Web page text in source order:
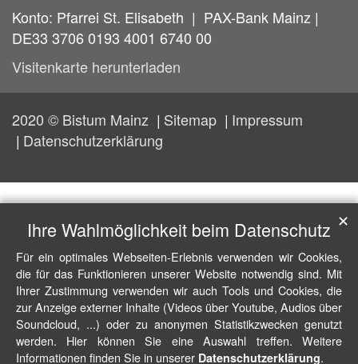
Konto: Pfarrei St. Elisabeth | PAX-Bank Mainz |
DE33 3706 0193 4001 6740 00
Visitenkarte herunterladen
2020 © Bistum Mainz Sitemap
Impressum
Datenschutzerklärung
Ihre Wahlmöglichkeit beim Datenschutz
Für ein optimales Webseiten-Erlebnis verwenden wir Cookies,
die für das Funktionieren unserer Website notwendig sind. Mit
Ihrer Zustimmung verwenden wir auch Tools und Cookies, die
zur Anzeige externer Inhalte (Videos über Youtube, Audios über
Soundcloud, ...) oder zu anonymen Statistikzwecken genutzt
werden. Hier können Sie eine Auswahl treffen. Weitere
Informationen finden Sie in unserer Datenschutzerklärung.
✕